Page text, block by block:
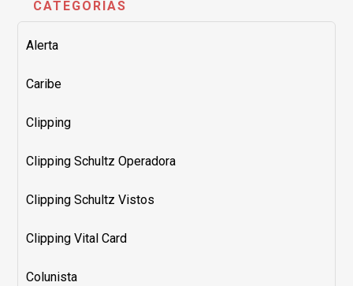
CATEGORIAS
Alerta
Caribe
Clipping
Clipping Schultz Operadora
Clipping Schultz Vistos
Clipping Vital Card
Colunista